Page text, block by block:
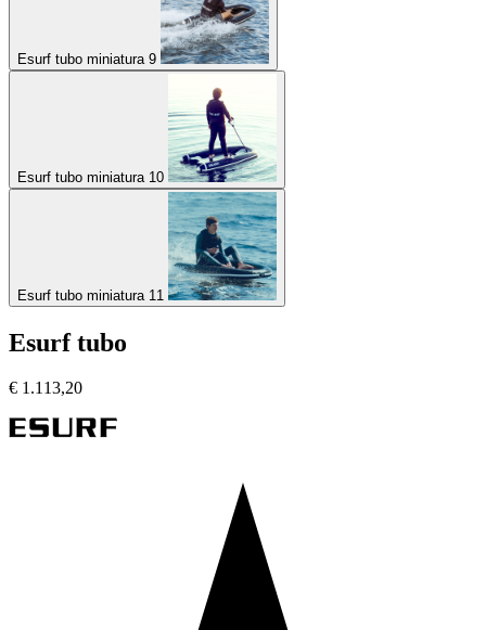
Esurf tubo miniatura 9
Esurf tubo miniatura 10
Esurf tubo miniatura 11
Esurf tubo
€ 1.113,20